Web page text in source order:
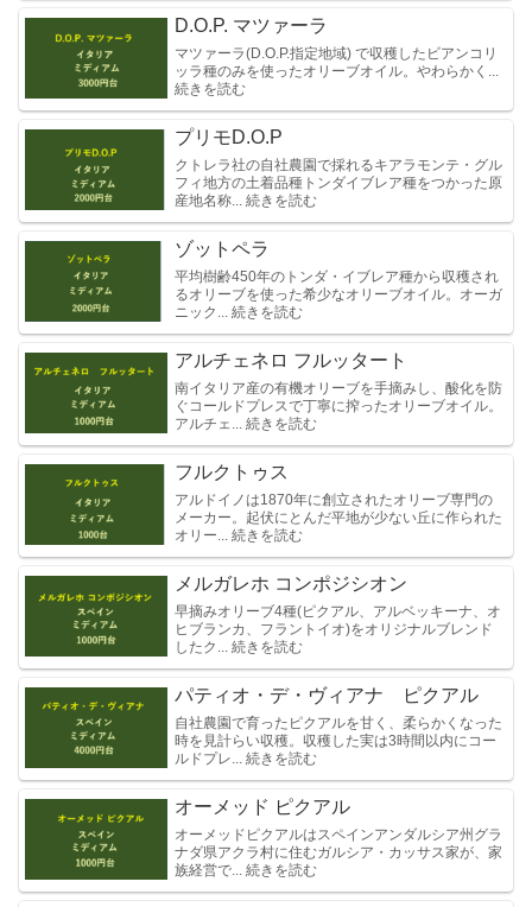
D.O.P. マツァーラ
マツァーラ(D.O.P.指定地域) で収穫したビアンコリ
ッラ種のみを使ったオリーブオイル。やわらかく...
続きを読む
プリモD.O.P
クトレラ社の自社農園で採れるキアラモンテ・グル
フィ地方の土着品種トンダイブレア種をつかった原
産地名称... 続きを読む
ゾットペラ
平均樹齢450年のトンダ・イブレア種から収穫され
るオリーブを使った希少なオリーブオイル。オーガ
ニック... 続きを読む
アルチェネロ フルッタート
南イタリア産の有機オリーブを手摘みし、酸化を防
ぐコールドプレスで丁寧に搾ったオリーブオイル。
アルチェ... 続きを読む
フルクトゥス
アルドイノは1870年に創立されたオリーブ専門の
メーカー。起伏にとんだ平地が少ない丘に作られた
オリー... 続きを読む
メルガレホ コンポジシオン
早摘みオリーブ4種(ピクアル、アルベッキーナ、オ
ヒブランカ、フラントイオ)をオリジナルブレンド
したク... 続きを読む
パティオ・デ・ヴィアナ ピクアル
自社農園で育ったピクアルを甘く、柔らかくなった
時を見計らい収穫。収穫した実は3時間以内にコー
ルドプレ... 続きを読む
オーメッド ピクアル
オーメッドピクアルはスペインアンダルシア州グラ
ナダ県アクラ村に住むガルシア・カッサス家が、家
族経営で... 続きを読む